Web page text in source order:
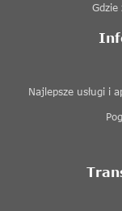
Najlepsze usługi i